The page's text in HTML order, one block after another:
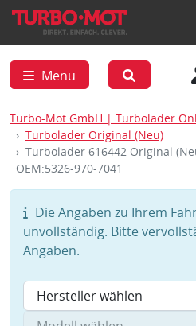
Menü
Turbo-Mot GmbH | Turbolader
Turbolader Original (Neu)
Turbolader 616442 Original
OEM:5326-970-7041
Die Angaben zu Ihrem
unvollständig. Bitte
Angaben.